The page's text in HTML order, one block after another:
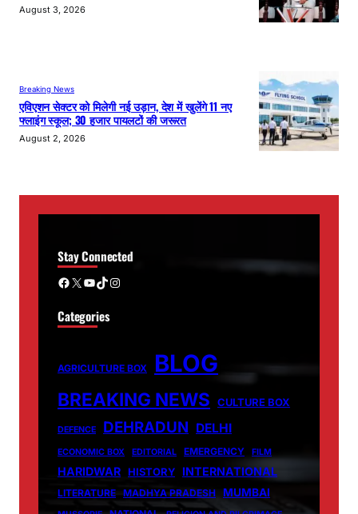
August 3, 2026
Breaking News
एविएशन सेक्टर को मिलेगी नई उड़ान, देश में खुलेंगे 11 नए
फ्लाइंग स्कूल; 30 हजार पायलटों की जरूरत
August 2, 2026
Stay Connected
Facebook X YouTube TikTok Instagram
Categories
AGRICULTURE BOX BLOG
BREAKING NEWS CULTURE BOX
DEFENCE DEHRADUN DELHI
ECONOMIC BOX EDITORIAL EMERGENCY FILM
HARIDWAR HISTORY INTERNATIONAL
LITERATURE MADHYA PRADESH MUMBAI